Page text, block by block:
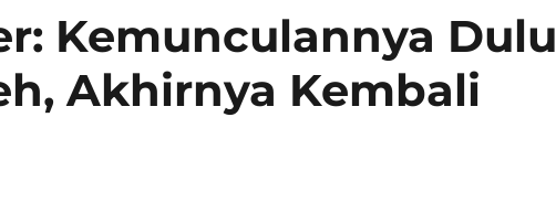
Kemunculannya Dulu
Akhirnya Kembali